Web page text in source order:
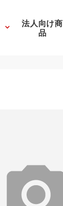
法人向け商
品